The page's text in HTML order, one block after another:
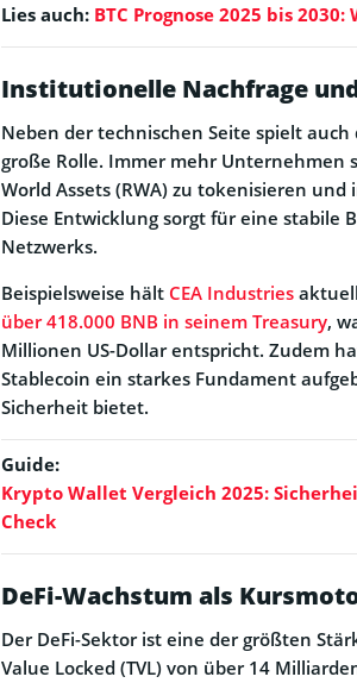
Lies auch: BTC Prognose 2025 bis
Institutionelle Nachfrage
Neben der technischen Seite spielt
große Rolle. Immer mehr Unternehmen
World Assets (RWA) zu tokenisieren
Diese Entwicklung sorgt für eine stabile
Netzwerks.
Beispielsweise hält CEA Industries aktuell
über 418.000 BNB in seinem Treasury,
Millionen US-Dollar entspricht. Zudem
Stablecoin ein starkes Fundament
Sicherheit bietet.
Guide:
Krypto Wallet Vergleich 2025:
Check
DeFi-Wachstum als
Der DeFi-Sektor ist eine der größten
Value Locked (TVL) von über 14